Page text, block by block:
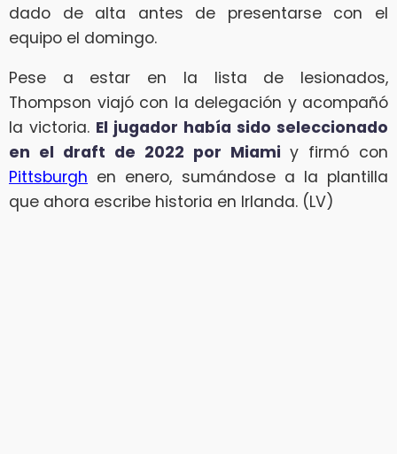
dado de alta antes de presentarse con el
equipo el domingo.
Pese a estar en la lista de lesionados,
Thompson viajó con la delegación y acompañó
la victoria. El jugador había sido seleccionado
en el draft de 2022 por Miami y firmó con
Pittsburgh en enero, sumándose a la plantilla
que ahora escribe historia en Irlanda. (LV)